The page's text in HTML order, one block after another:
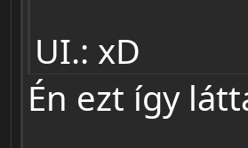
UI.: xD
Én ezt így